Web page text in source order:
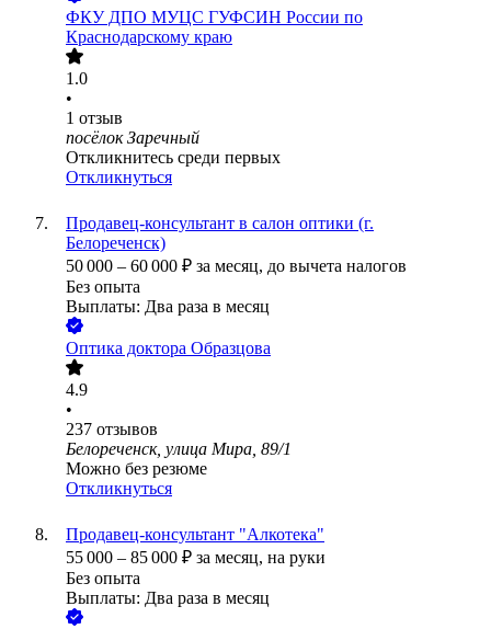
ФКУ ДПО МУЦС ГУФСИН России по
Краснодарскому краю
1.0
•
1 отзыв
посёлок Заречный
Откликнитесь среди первых
Откликнуться
Продавец-консультант в салон оптики (г.
Белореченск)
50 000 – 60 000 ₽ за месяц, до вычета налогов
Без опыта
Выплаты: Два раза в месяц
Оптика доктора Образцова
4.9
•
237 отзывов
Белореченск, улица Мира, 89/1
Можно без резюме
Откликнуться
Продавец-консультант "Алкотека"
55 000 – 85 000 ₽ за месяц, на руки
Без опыта
Выплаты: Два раза в месяц